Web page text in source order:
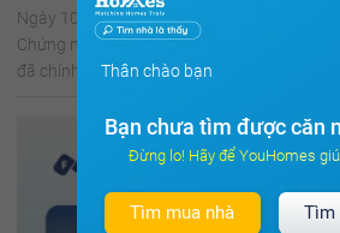
Ngày 10/07 tại FLC Landmark đã diễn ra
Chứng nhận đối tác chiến lược dự án FLC
đã chính thức trở thành Đại lý phân phối ...
Thân chào bạn
Bạn chưa tìm được căn
Đừng lo! Hãy để YouHomes
Tìm mua nhà Tìm